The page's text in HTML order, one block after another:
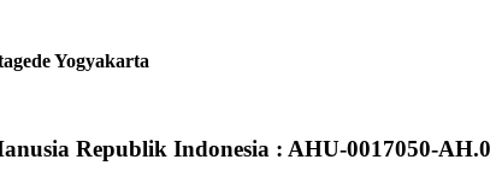
Yogyakarta
Republik Indonesia : AHU-0017050-